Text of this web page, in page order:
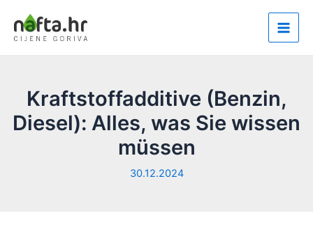
Inhalt
springen
Main
Kraftstoffadditive (Benzin,
Diesel): Alles, was Sie wissen
müssen
30.12.2024